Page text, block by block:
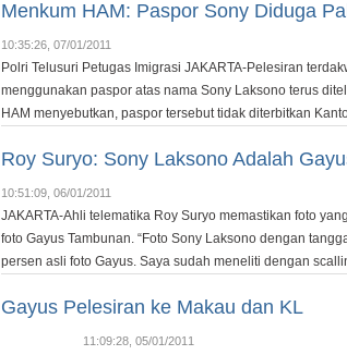
Menkum HAM: Paspor Sony Diduga
10:35:26, 07/01/2011
Polri Telusuri Petugas Imigrasi JAKARTA-Pelesiran
menggunakan paspor atas nama Sony Laksono terus
HAM menyebutkan, paspor tersebut tidak diterbitkan
Roy Suryo: Sony Laksono Adalah
10:51:09, 06/01/2011
JAKARTA-Ahli telematika Roy Suryo memastikan foto
foto Gayus Tambunan. “Foto Sony Laksono dengan
persen asli foto Gayus. Saya sudah meneliti dengan
Gayus Pelesiran ke Makau dan KL
11:09:28, 05/01/2011